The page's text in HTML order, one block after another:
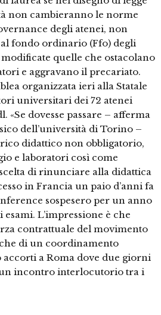
non cambieranno le norme
degli atenei, non
fondo ordinario (Ffo) degli
quelle che ostacolano
e aggravano il precariato.
organizzata ieri alla Statale
universitari dei 72 atenei
dovesse passare – afferma
dell’università di Torino –
didattico non obbligatorio,
e laboratori così come
di rinunciare alla didattica
in Francia un paio d’anni fa
sospesero per un anno
L’impressione è che
contrattuale del movimento
di un coordinamento
accorti a Roma dove due giorni
incontro interlocutorio tra i